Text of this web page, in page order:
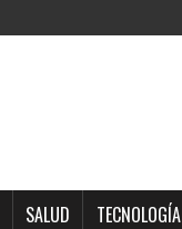
SALUD TECNOLOGÍA